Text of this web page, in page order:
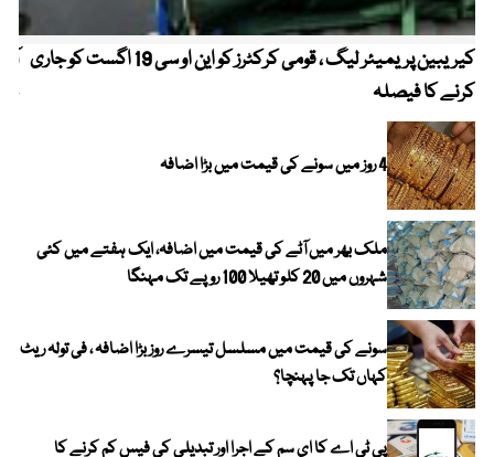
کیریبین پریمیئر لیگ ، قومی کرکٹرز کو این او سی 19 اگست کو جاری
کرنے کا فیصلہ
4 روز میں سونے کی قیمت میں بڑا اضافہ
ملک بھر میں آٹے کی قیمت میں اضافہ، ایک ہفتے میں کئی
شہروں میں 20 کلو تھیلا 100 روپے تک مہنگا
سونے کی قیمت میں مسلسل تیسرے روز بڑا اضافہ ، فی تولہ ریٹ
کہاں تک جا پہنچا؟
پی ٹی اے کا ای سم کے اجرا اور تبدیلی کی فیس کم کرنے کا